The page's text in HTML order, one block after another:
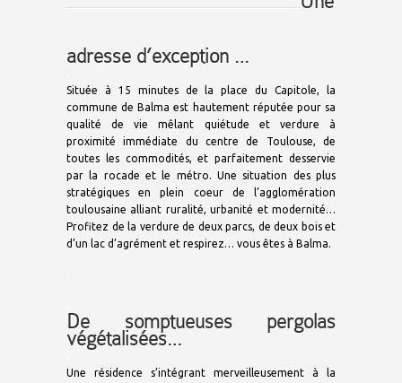
adresse d’exception …
Située à 15 minutes de la place du Capitole, la
commune de Balma est hautement réputée pour sa
qualité de vie mêlant quiétude et verdure à
proximité immédiate du centre de Toulouse, de
toutes les commodités, et parfaitement desservie
par la rocade et le métro. Une situation des plus
stratégiques en plein coeur de l’agglomération
toulousaine alliant ruralité, urbanité et modernité…
Profitez de la verdure de deux parcs, de deux bois et
d’un lac d’agrément et respirez… vous êtes à Balma.
De somptueuses pergolas
végétalisées…
Une résidence s’intégrant merveilleusement à la